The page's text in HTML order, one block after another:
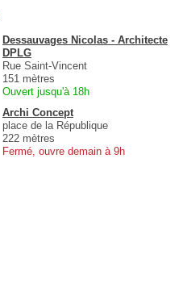
Dessauvages Nicolas - Architecte
DPLG
Rue Saint-Vincent
151 mètres
Ouvert jusqu'à 18h
Archi Concept
place de la République
222 mètres
Fermé, ouvre demain à 9h